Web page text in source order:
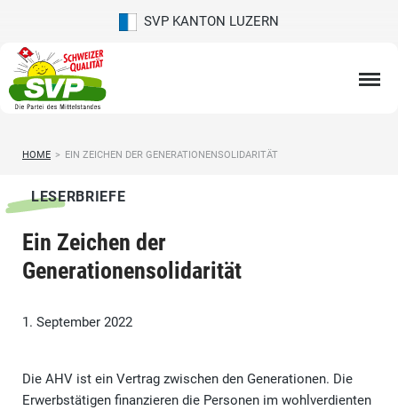
SVP KANTON LUZERN
HOME > EIN ZEICHEN DER GENERATIONENSOLIDARITÄT
LESERBRIEFE
Ein Zeichen der
Generationensolidarität
1. September 2022
Die AHV ist ein Vertrag zwischen den Generationen. Die
Erwerbstätigen finanzieren die Personen im wohlverdienten